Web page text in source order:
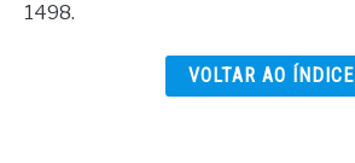
1498.
VOLTAR AO ÍNDICE